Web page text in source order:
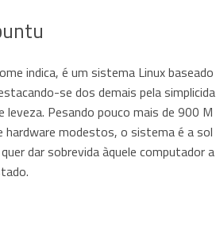
indica, é um sistema Linux baseado
se dos demais pela simplicida
leveza. Pesando pouco mais de 900 M
hardware modestos, o sistema é a sol
dar sobrevida àquele computador a